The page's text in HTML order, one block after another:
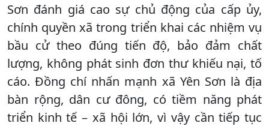
Sơn đánh giá cao sự chủ động của cấp ủy,
chính quyền xã trong triển khai các nhiệm vụ
bầu cử theo đúng tiến độ, bảo đảm chất
lượng, không phát sinh đơn thư khiếu nại, tố
cáo. Đồng chí nhấn mạnh xã Yên Sơn là địa
bàn rộng, dân cư đông, có tiềm năng phát
triển kinh tế – xã hội lớn, vì vậy cần tiếp tục